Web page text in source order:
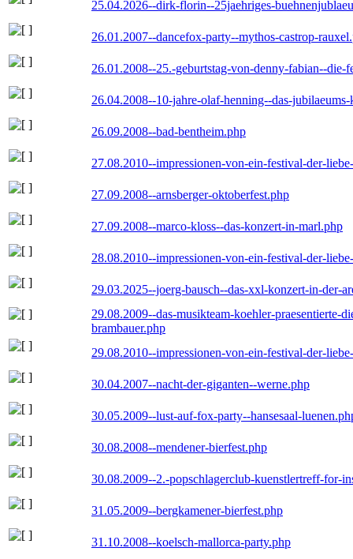
25.04.2026--dirk-florin--25jaehriges-
26.01.2007--dancefox-party--mythos-castrop-
26.01.2008--25.-geburtstag-von-denny-fabian--die-
26.04.2008--10-jahre-olaf-henning--das-
26.09.2008--bad-bentheim.php
27.08.2010--impressionen-von-ein-festival-der-
27.09.2008--arnsberger-oktoberfest.php
27.09.2008--marco-kloss--das-konzert-in-marl.php
28.08.2010--impressionen-von-ein-festival-der-
29.03.2025--joerg-bausch--das-xxl-konzert-in-der-
29.08.2009--das-musikteam-koehler-praesentierte-
brambauer.php
29.08.2010--impressionen-von-ein-festival-der-
30.04.2007--nacht-der-giganten--werne.php
30.05.2009--lust-auf-fox-party--hansesaal-
30.08.2008--mendener-bierfest.php
30.08.2009--2.-popschlagerclub-kuenstlertreff-for-
31.05.2009--bergkamener-bierfest.php
31.10.2008--koelsch-mallorca-party.php